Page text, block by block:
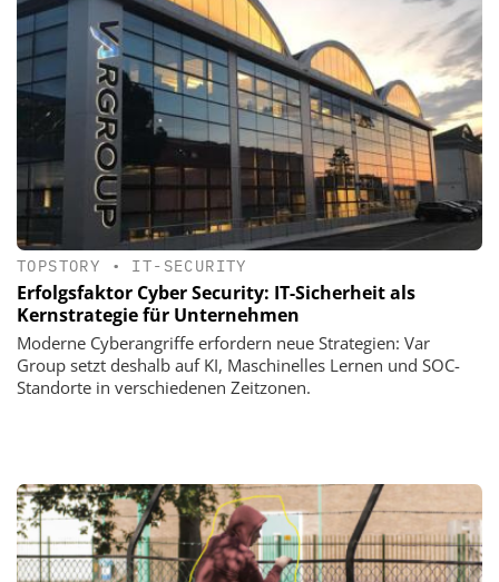
TOPSTORY • IT-SECURITY
Erfolgsfaktor Cyber Security: IT-Sicherheit als
Kernstrategie für Unternehmen
Moderne Cyberangriffe erfordern neue Strategien: Var
Group setzt deshalb auf KI, Maschinelles Lernen und SOC-
Standorte in verschiedenen Zeitzonen.